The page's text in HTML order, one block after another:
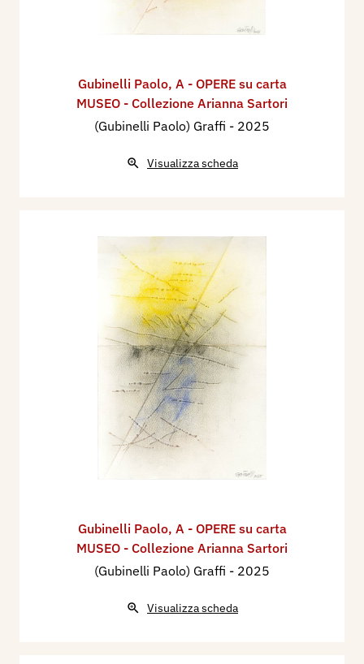
Gubinelli Paolo, A - OPERE su carta
MUSEO - Collezione Arianna Sartori
(Gubinelli Paolo) Graffi - 2025
Visualizza scheda
Gubinelli Paolo, A - OPERE su carta
MUSEO - Collezione Arianna Sartori
(Gubinelli Paolo) Graffi - 2025
Visualizza scheda